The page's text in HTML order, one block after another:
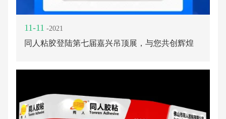
11-11 -2021
同人粘胶登陆第七届嘉兴吊顶展，与您共创辉煌